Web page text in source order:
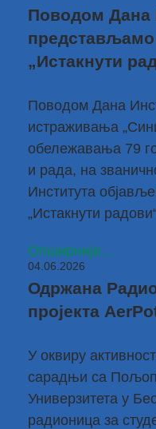
Поводом
представљамо
„Истакнути
Поводом Дана
истраживања
обележавања 79
и рада, на
Института
„Истакнути радови
Опширније...
04.06.2026
Одржана
пројекта
У оквиру
сарадњи са
Универзитета у
радионица за